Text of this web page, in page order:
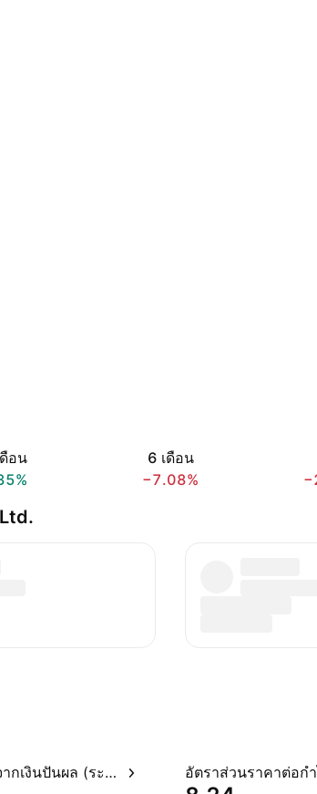
อน
6 เดือน
−7.08%
อัตราผลตอบแทนจากเงินปันผล (ระบุไว้)